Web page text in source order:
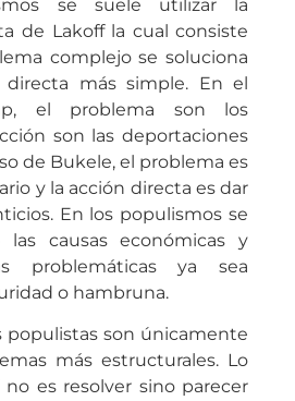
se suele utilizar la
de Lakoff la cual consiste
complejo se soluciona
más simple. En el
el problema son los
son las deportaciones
de Bukele, el problema es
y la acción directa es dar
En los populismos se
causas económicas y
problemáticas ya sea
o hambruna.
populistas son únicamente
más estructurales. Lo
es resolver sino parecer